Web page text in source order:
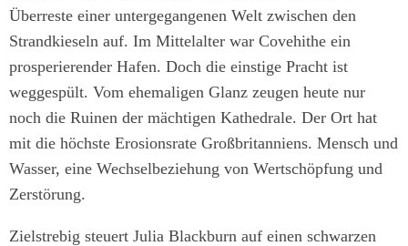
Überreste einer untergegangenen Welt zwischen den
Strandkieseln auf. Im Mittelalter war Covehithe ein
prosperierender Hafen. Doch die einstige Pracht ist
weggespült. Vom ehemaligen Glanz zeugen heute nur
noch die Ruinen der mächtigen Kathedrale. Der Ort hat
mit die höchste Erosionsrate Großbritanniens. Mensch und
Wasser, eine Wechselbeziehung von Wertschöpfung und
Zerstörung.
Zielstrebig steuert Julia Blackburn auf einen schwarzen